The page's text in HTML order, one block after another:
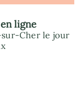
ligne
Cher le jour